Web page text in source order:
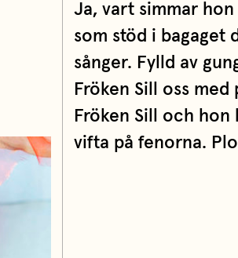
Ja, vart simmar
som stöd i bagaget
sånger. Fylld av
Fröken Sill oss
Fröken Sill och
vifta på fenorna.